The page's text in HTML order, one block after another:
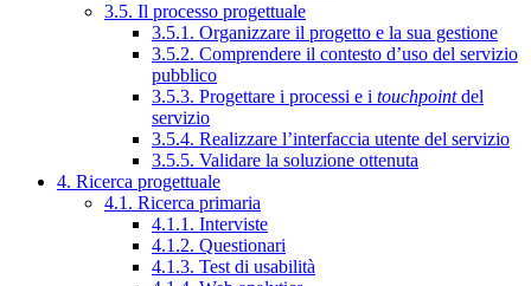
3.5. Il processo progettuale
3.5.1. Organizzare il progetto e la sua gestione
3.5.2. Comprendere il contesto d’uso del servizio
pubblico
3.5.3. Progettare i processi e i touchpointdel
servizio
3.5.4. Realizzare l’interfaccia utente del servizio
3.5.5. Validare la soluzione ottenuta
4. Ricerca progettuale
4.1. Ricerca primaria
4.1.1. Interviste
4.1.2. Questionari
4.1.3. Test di usabilità